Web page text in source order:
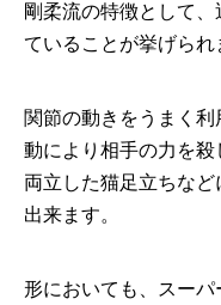
剛柔流の特徴として
ていることが挙げられ
関節の動きをうまく
動により相手の力を
両立した猫足立ちな
出来ます。
形においても、スー